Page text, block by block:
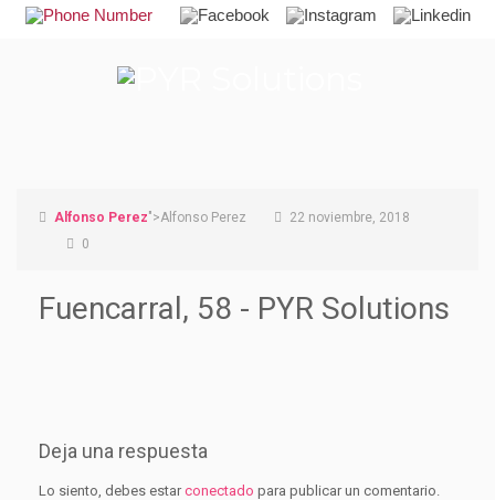
Alfonso Perez">Alfonso Perez
22 noviembre, 2018
0
Fuencarral, 58 - PYR Solutions
Deja una respuesta
Lo siento, debes estarconectado para publicar un comentario.